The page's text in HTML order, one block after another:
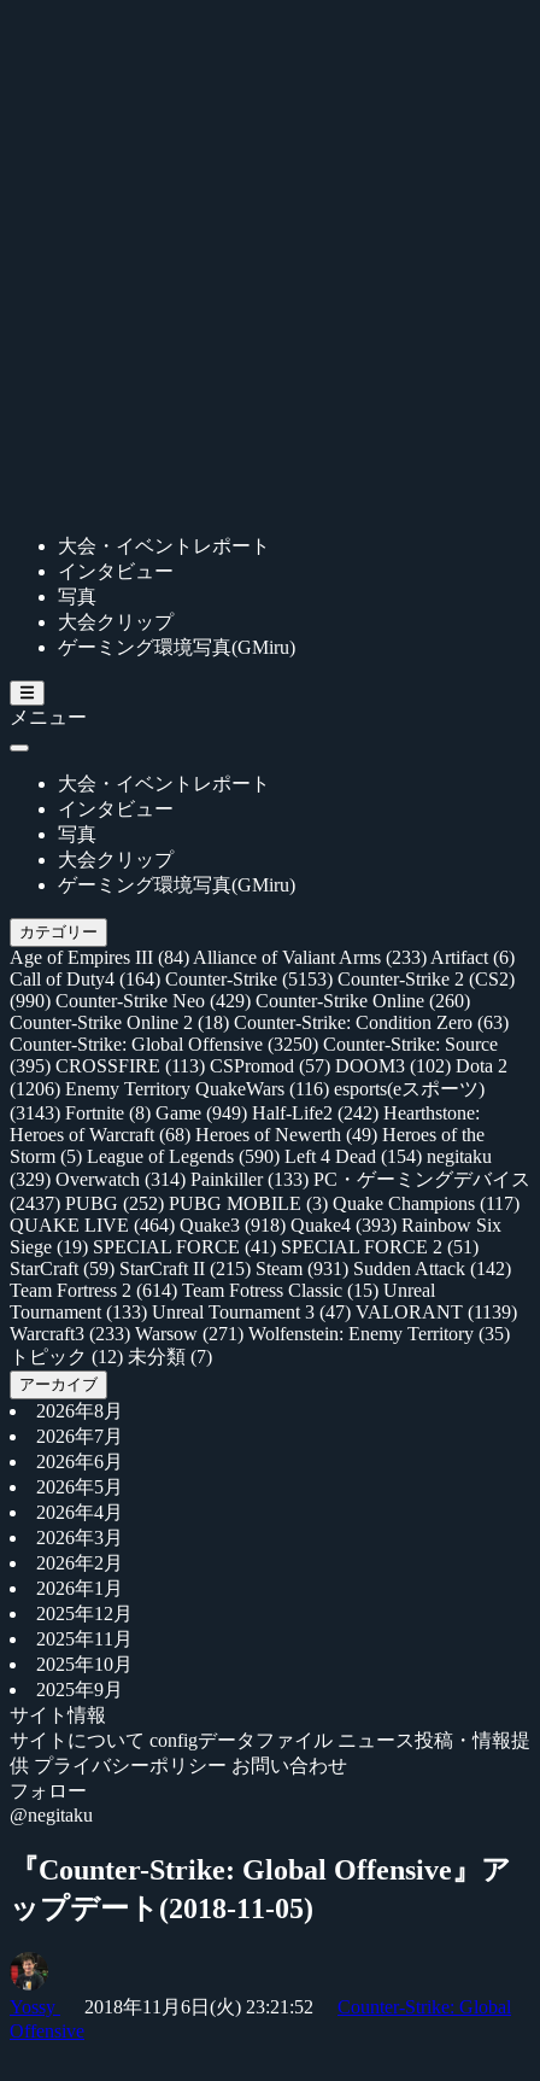
大会・イベントレポート
インタビュー
写真
大会クリップ
ゲーミング環境写真(GMiru)
メニュー
大会・イベントレポート
インタビュー
写真
大会クリップ
ゲーミング環境写真(GMiru)
カテゴリー
Age of Empires III (84) Alliance of Valiant Arms (233) Artifact (6)
Call of Duty4 (164) Counter-Strike (5153) Counter-Strike 2 (CS2)
(990) Counter-Strike Neo (429) Counter-Strike Online (260)
Counter-Strike Online 2 (18) Counter-Strike: Condition Zero (63)
Counter-Strike: Global Offensive (3250) Counter-Strike: Source
(395) CROSSFIRE (113) CSPromod (57) DOOM3 (102) Dota 2
(1206) Enemy Territory QuakeWars (116) esports(eスポーツ)
(3143) Fortnite (8) Game (949) Half-Life2 (242) Hearthstone:
Heroes of Warcraft (68) Heroes of Newerth (49) Heroes of the
Storm (5) League of Legends (590) Left 4 Dead (154) negitaku
(329) Overwatch (314) Painkiller(133) PC・ゲーミングデバイス
(2437) PUBG (252) PUBG MOBILE (3) Quake Champions (117)
QUAKE LIVE (464) Quake3 (918) Quake4 (393) Rainbow Six
Siege (19) SPECIAL FORCE (41) SPECIAL FORCE 2 (51)
StarCraft (59) StarCraft II (215) Steam (931) Sudden Attack (142)
Team Fortress 2 (614) Team Fotress Classic (15) Unreal
Tournament (133) Unreal Tournament 3 (47) VALORANT (1139)
Warcraft3 (233) Warsow (271) Wolfenstein: Enemy Territory (35)
トピック (12) 未分類 (7)
アーカイブ
2026年8月
2026年7月
2026年6月
2026年5月
2026年4月
2026年3月
2026年2月
2026年1月
2025年12月
2025年11月
2025年10月
2025年9月
サイト情報
サイトについて configデータファイル ニュース投稿・情報提
供 プライバシーポリシー お問い合わせ
フォロー
@negitaku
『Counter-Strike: Global Offensive』ア
ップデート(2018-11-05)
Yossy 2018年11月6日(火) 23:21:52
Counter-Strike: Global
Offensive